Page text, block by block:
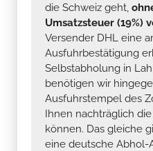
die Schweiz geht,
Umsatzsteuer (19%)
Versender DHL eine
Ausfuhrbestätigung
Selbstabholung in
benötigen wir
Ausfuhrstempel des
Ihnen nachträglich
können. Das gleiche
eine deutsche Abhol-